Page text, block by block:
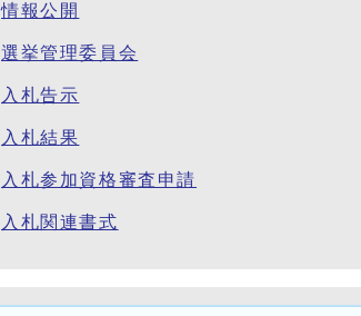
情報公開
選挙管理委員会
入札告示
入札結果
入札参加資格審査申請
入札関連書式